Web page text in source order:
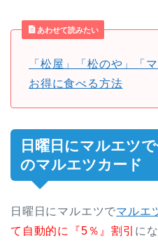
あわせて読みたい
「松屋」「松のや」「
お得に食べる方法
日曜日にマルエツ
のマルエツカード
日曜日にマルエツでマルエ
て自動的に『5％』割引 に